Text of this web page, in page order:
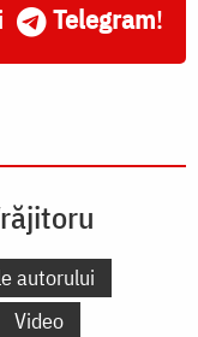
Telegram!
autorului
Video